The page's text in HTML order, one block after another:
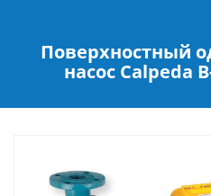
Поверхностный
насос Calpeda